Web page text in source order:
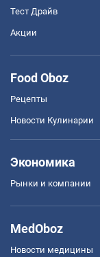
Тест Драйв
Акции
Food Oboz
Рецепты
Новости Кулинарии
Экономика
Рынки и компании
MedOboz
Новости медицины